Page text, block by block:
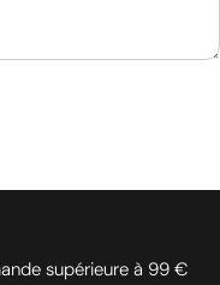
supérieure à 99 €